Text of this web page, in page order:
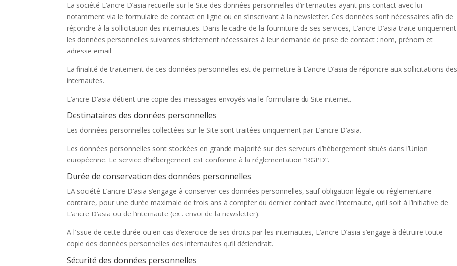
La société L’ancre D’asia recueille sur le Site des données personnelles d’internautes ayant pris contact avec lui
notamment via le formulaire de contact en ligne ou en s’inscrivant à la newsletter. Ces données sont nécessaires afin de
répondre à la sollicitation des internautes. Dans le cadre de la fourniture de ses services, L’ancre D’asia traite uniquement
les données personnelles suivantes strictement nécessaires à leur demande de prise de contact : nom, prénom et
adresse email.
La finalité de traitement de ces données personnelles est de permettre à L’ancre D’asia de répondre aux sollicitations des
internautes.
L’ancre D’asia détient une copie des messages envoyés via le formulaire du Site internet.
Destinataires des données personnelles
Les données personnelles collectées sur le Site sont traitées uniquement par L’ancre D’asia.
Les données personnelles sont stockées en grande majorité sur des serveurs d’hébergement situés dans l’Union
européenne. Le service d’hébergement est conforme à la réglementation “RGPD”.
Durée de conservation des données personnelles
LA société L’ancre D’asia s’engage à conserver ces données personnelles, sauf obligation légale ou réglementaire
contraire, pour une durée maximale de trois ans à compter du dernier contact avec l’internaute, qu’il soit à l’initiative de
L’ancre D’asia ou de l’internaute (ex : envoi de la newsletter).
A l’issue de cette durée ou en cas d’exercice de ses droits par les internautes, L’ancre D’asia s’engage à détruire toute
copie des données personnelles des internautes qu’il détiendrait.
Sécurité des données personnelles